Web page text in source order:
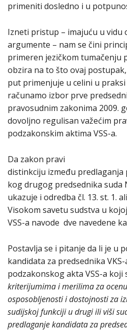
primeniti dosledno i u
Izneti pristup – imajuću u vidu
argumente – nam se čini
primeren jezičkom tumačenju
obzira na to što ovaj
put primenjuje u celini u praksi
računamo izbor prve
pravosudnim zakonima 2009.
dovoljno regulisan važećim
podzakonskim aktima VSS-a.
Da zakon pravi
distinkciju između predlaganja
kog drugog predsednika suda
ukazuje i odredba čl. 13. st. 1.
Visokom savetu sudstva u
VSS-a navode dve navedene
Postavlja se i pitanje da li je u
kandidata za predsednika
podzakonskog akta VSS-a koji
kriterijumima i merilima za
osposobljenosti i dostojnosti za
sudijskoj funkciji u drugi ili viši
predlaganje kandidata za